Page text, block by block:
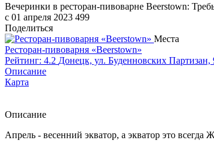
Вечеринки в ресторан-пивоварне Beerstown:
c 01 апреля 2023 499
Поделиться
Места
Ресторан-пивоварня «Beerstown»
Рейтинг: 4.2 Донецк, ул. Буденновских Партизан,
Описание
Карта
Описание
Апрель - весенний экватор, а экватор это